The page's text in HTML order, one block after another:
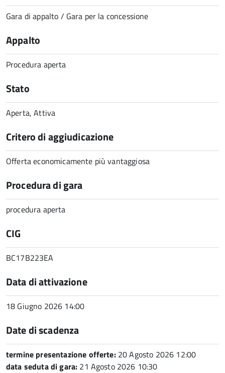
Gara di appalto / Gara per la concessione
Appalto
Procedura aperta
Stato
Aperta, Attiva
Critero di aggiudicazione
Offerta economicamente più vantaggiosa
Procedura di gara
procedura aperta
CIG
BC17B223EA
Data di attivazione
18 Giugno 2026 14:00
Date di scadenza
termine presentazione offerte: 20 Agosto 2026 12:00
data seduta di gara: 21 Agosto 2026 10:30